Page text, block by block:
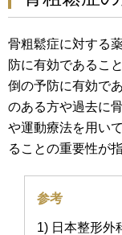
骨粗鬆症に対する
防に有効であるこ
倒の予防に有効で
のある方や過去に
や運動療法を用い
ることの重要性が
参考
1) 日本整形外